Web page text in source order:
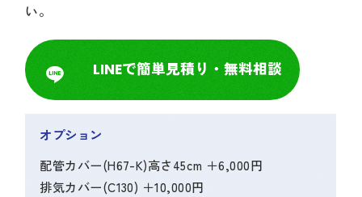
い。
LINEで簡単見積り・無料相談
オプション
配管カバー(H67-K)高さ45cm ＋6,000円
排気カバー(C130) ＋10,000円